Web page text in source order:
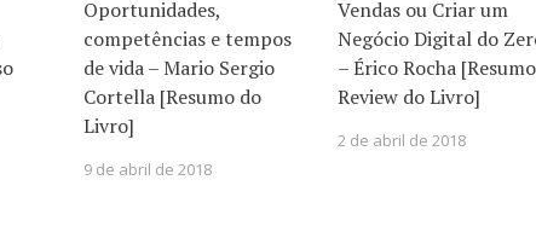
Oportunidades,
competências e tempos
de vida – Mario Sergio
Cortella [Resumo do
Livro]
9 de abril de 2018
Vendas ou Criar um
Negócio Digital do
– Érico Rocha
Review do Livro]
2 de abril de 2018